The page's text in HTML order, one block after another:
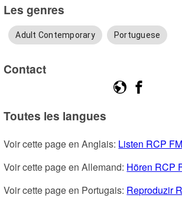
Les genres
Adult Contemporary Portuguese
Contact
Toutes les langues
Voir cette page en Anglais: Listen RCP
Voir cette page en Allemand: Hören RCP
Voir cette page en Portugais: Reproduzir